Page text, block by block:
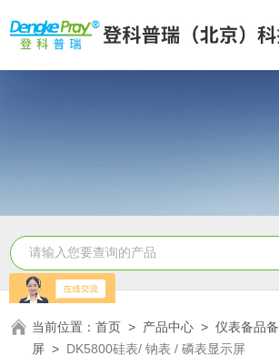
当前位置：首页 > 产品中心 >仪表备品
屏 > DK5800硅表/ 钠表 / 磷表显示屏